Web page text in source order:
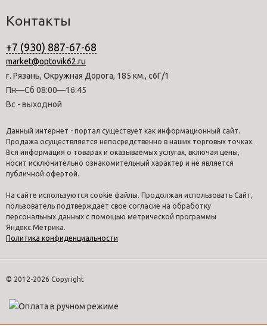
Контакты
+7 (930) 887-67-68
market@optovik62.ru
г. Рязань, Окружная Дорога, 185 км., с6Г/1
Пн—Сб 08:00—16:45
Вс - выходной
Данный интернет - портал существует как информационный сайт.
Продажа осуществляется непосредственно в наших торговых точках.
Вся информация о товарах и оказываемых услугах, включая цены,
носит исключительно ознакомительный характер и не является
публичной офертой.
На сайте используются cookie файлы. Продолжая использовать Сайт,
пользователь подтверждает свое согласие на обработку
персональных данных с помощью метрической программы
Яндекс.Метрика.
Политика конфиденциальности
© 2012-2026 Copyright